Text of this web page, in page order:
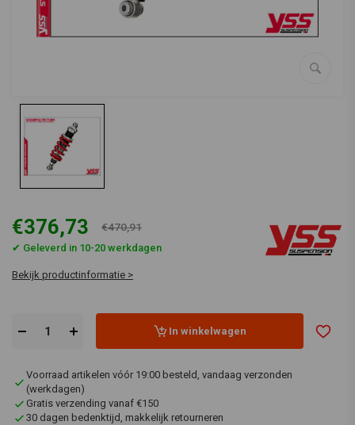
€376,73 €470,91
✔ Geleverd in 10-20 werkdagen
Bekijk productinformatie >
In winkelwagen
Voorraad artikelen vóór 19:00 besteld, vandaag verzonden
(werkdagen)
Gratis verzending vanaf €150
30 dagen bedenktijd, makkelijk retourneren